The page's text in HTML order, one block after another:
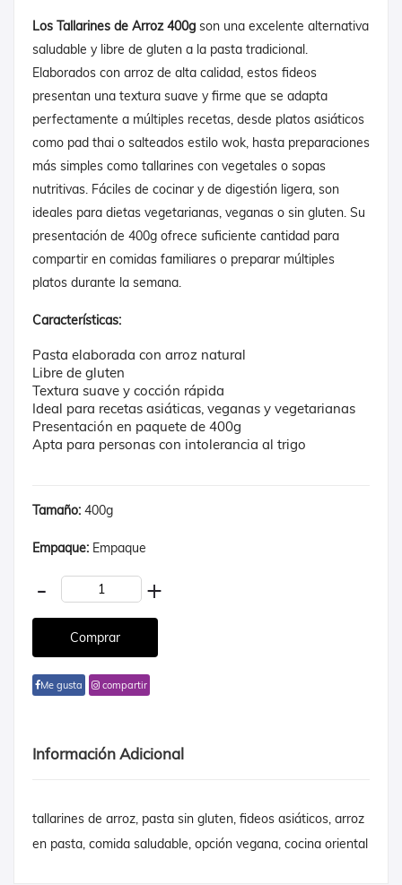
Los Tallarines de Arroz 400g son una excelente alternativa
saludable y libre de gluten a la pasta tradicional.
Elaborados con arroz de alta calidad, estos fideos
presentan una textura suave y firme que se adapta
perfectamente a múltiples recetas, desde platos asiáticos
como pad thai o salteados estilo wok, hasta preparaciones
más simples como tallarines con vegetales o sopas
nutritivas. Fáciles de cocinar y de digestión ligera, son
ideales para dietas vegetarianas, veganas o sin gluten. Su
presentación de 400g ofrece suficiente cantidad para
compartir en comidas familiares o preparar múltiples
platos durante la semana.
Características:
Pasta elaborada con arroz natural
Libre de gluten
Textura suave y cocción rápida
Ideal para recetas asiáticas, veganas y vegetarianas
Presentación en paquete de 400g
Apta para personas con intolerancia al trigo
Tamaño: 400g
Empaque: Empaque
- +
Me gusta compartir
Información Adicional
tallarines de arroz, pasta sin gluten, fideos asiáticos, arroz
en pasta, comida saludable, opción vegana, cocina oriental